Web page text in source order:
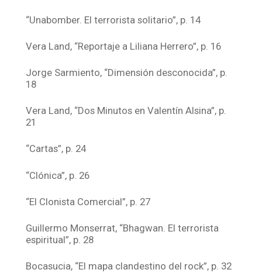
“Unabomber. El terrorista solitario”, p. 14
Vera Land, “Reportaje a Liliana Herrero”, p. 16
Jorge Sarmiento, “Dimensión desconocida”, p.
18
Vera Land, “Dos Minutos en Valentín Alsina”, p.
21
“Cartas”, p. 24
“Clónica”, p. 26
“El Clonista Comercial”, p. 27
Guillermo Monserrat, “Bhagwan. El terrorista
espiritual”, p. 28
Bocasucia, “El mapa clandestino del rock”, p. 32